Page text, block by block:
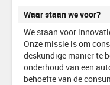
Waar staan we voor?
We staan voor
Onze missie is om
deskundige manier te
onderhoud van een
behoefte van de